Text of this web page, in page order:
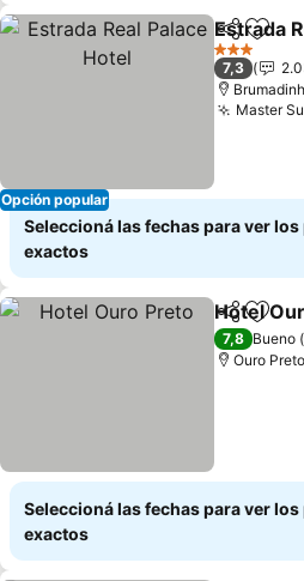
Opción popular
Compartir
Estrada
3 Estrellas
7,3
Master
Seleccioná las fechas para ver
exactos
Compartir
Hotel
7,8 Bueno
Ouro Preto
Seleccioná las fechas para ver
exactos